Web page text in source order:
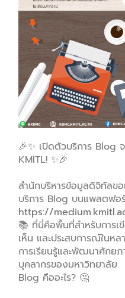
🎉✨ เปิดตัวบริการ Blog
KMITL! ✨🎉
สำนักบริหารข้อมูลดิจิทัลข
บริการ Blog บนแพลตฟอ
https://
📚 ที่นี่คือพื้นที่สำหรับการเ
เห็น และประสบการณ์ในห
การเรียนรู้และพัฒนาศักย
บุคลากรของมหาวิทยาลัย
Blog คืออะไร? 🤔